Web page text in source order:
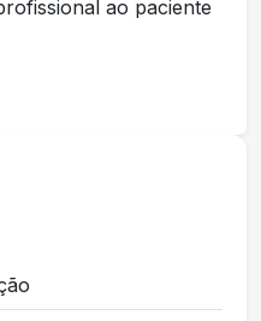
ao paciente